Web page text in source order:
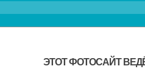
ЭТОТ ФОТОСАЙТ